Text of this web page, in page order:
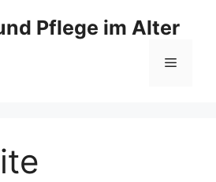
Pflege im Alter
Menü